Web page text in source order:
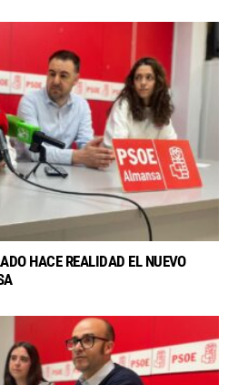
HACE REALIDAD EL NUEVO